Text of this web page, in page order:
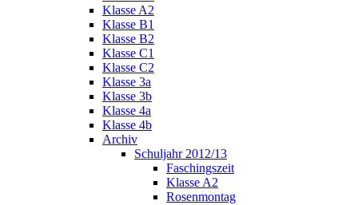
Klasse A2
Klasse B1
Klasse B2
Klasse C1
Klasse C2
Klasse 3a
Klasse 3b
Klasse 4a
Klasse 4b
Archiv
Schuljahr 2012/13
Faschingszeit
Klasse A2
Rosenmontag